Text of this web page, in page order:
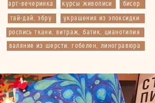
украшения из эпоксидки
арт-вечеринка бисер
тай-дай, эбру
роспись ткани, витраж, батик, цианотипия
курсы живописи
валяние из шерсти, гобелен, линогравюра